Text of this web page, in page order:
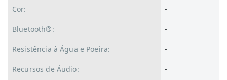
Cor: -
Bluetooth®: -
Resistência à Água e Poeira: -
Recursos de Áudio: -